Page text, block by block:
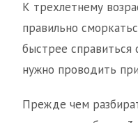
К трехлетнему
правильно
быстрее
нужно проводить
Прежде чем